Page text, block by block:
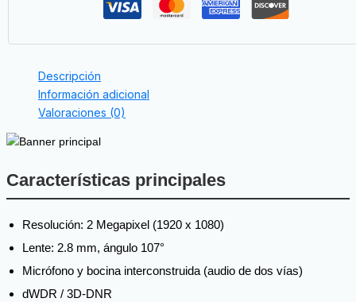
Descripción
Información adicional
Valoraciones (0)
Características principales
Resolución: 2 Megapixel (1920 x 1080)
Lente: 2.8 mm, ángulo 107°
Micrófono y bocina interconstruida (audio de dos vías)
dWDR / 3D-DNR